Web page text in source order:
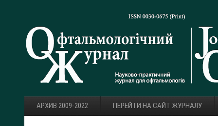
АРХИВ 2009-2022 ПЕРЕЙТИ НА САЙТ ЖУРНАЛУ